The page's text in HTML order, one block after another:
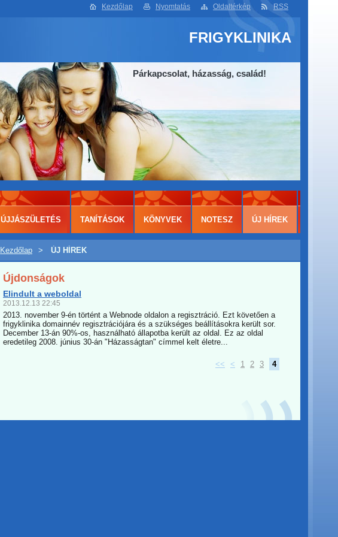
Kezdőlap Nyomtatás Oldaltérkép RSS
FRIGYKLINIKA
Párkapcsolat, házasság, család!
Kezdőlap > ÚJ HÍREK
Újdonságok
Elindult a weboldal
2013.12.13 22:45
2013. november 9-én történt a Webnode oldalon a regisztráció. Ezt követően a
frigyklinika domainnév regisztrációjára és a szükséges beállításokra került sor.
December 13-án 90%-os, használható állapotba került az oldal. Ez az oldal
eredetileg 2008. június 30-án "Házasságtan" címmel kelt életre...
<< < 1 2 3 4
ÚJJÁSZÜLETÉS TANÍTÁSOK KÖNYVEK NOTESZ ÚJ HÍREK